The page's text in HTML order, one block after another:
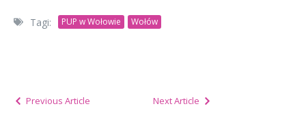
Tagi: PUP w Wołowie Wołów
Previous Article Next Article